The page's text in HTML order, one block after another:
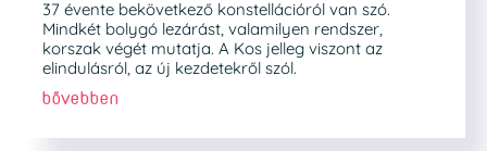
37 évente bekövetkező konstellációról van szó.
Mindkét bolygó lezárást, valamilyen rendszer,
korszak végét mutatja. A Kos jelleg viszont az
elindulásról, az új kezdetekről szól.
bővebben